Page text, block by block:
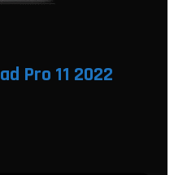
Pro 11 2022